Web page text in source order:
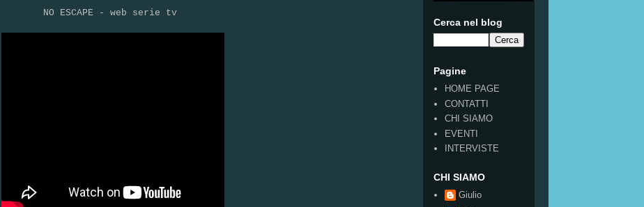
NO ESCAPE - web serie tv
Cerca nel blog
Pagine
HOME PAGE
CONTATTI
CHI SIAMO
EVENTI
INTERVISTE
CHI SIAMO
Giulio